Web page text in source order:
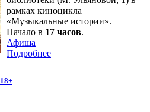
рамках киноцикла
«Музыкальные истории».
Начало в 17 часов.
Афиша
Подробнее
18+